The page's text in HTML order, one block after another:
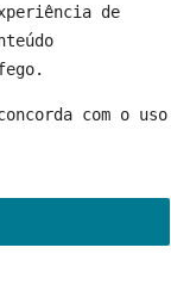
de
com o uso